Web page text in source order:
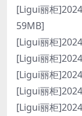
[Ligui丽柜
59MB]
[Ligui丽柜
[Ligui丽柜
[Ligui丽柜
[Ligui丽柜
[Ligui丽柜